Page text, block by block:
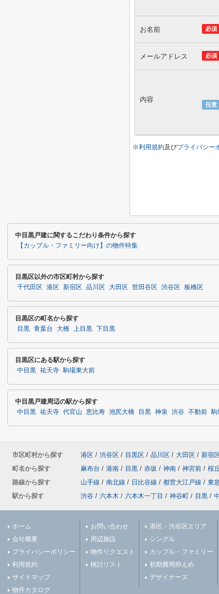
必須
お名前
必須
メールアドレス
任意
内容
※利用規約及びプライバシー
中目黒戸建に関するこだわり条件から探す
【カップル・ファミリー向け】の物件特集
目黒区以外の市区町村から探す
千代田区 港区 新宿区 品川区 大田区 世田谷区 渋谷区 板橋区
目黒区の町名から探す
目黒 青葉台 大橋 上目黒 下目黒
目黒区にある駅から探す
中目黒 祐天寺 駒場東大前
中目黒戸建周辺の駅から探す
中目黒 祐天寺 代官山 恵比寿 池尻大橋 目黒 神泉 渋谷 不動前 駒
市区町村から探す 港区 / 渋谷区 / 目黒区 / 品川区 / 大田区 / 新宿
町名から探す
麻布台 / 港南 / 目黒 / 赤坂 / 神南 / 神宮前 / 桜
路線から探す
山手線 / 南北線 / 日比谷線 / 都営大江戸線 / 東
駅から探す
渋谷 / 六本木 / 六本木一丁目 / 神谷町 / 目黒 /
ホーム
会社概要
プライバシーポリシー
利用規約
サイトマップ
物件カタログ
お問い合わせ
周辺施設
物件リクエスト
検討リスト
港区・渋谷区エリア
シングル
カップル・ファミリー
初期費用抑えめ
デザイナーズ